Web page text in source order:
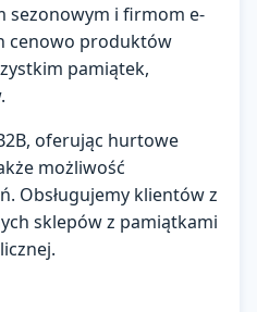
sezonowym i firmom e-
cenowo produktów
pamiątek,
oferując hurtowe
możliwość
Obsługujemy klientów z
sklepów z pamiątkami